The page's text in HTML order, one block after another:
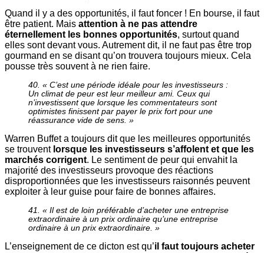
Quand il y a des opportunités, il faut foncer ! En bourse, il faut
être patient. Mais attention à ne pas attendre
éternellement les bonnes opportunités, surtout quand
elles sont devant vous. Autrement dit, il ne faut pas être trop
gourmand en se disant qu’on trouvera toujours mieux. Cela
pousse très souvent à ne rien faire.
40. « C’est une période idéale pour les investisseurs :
Un climat de peur est leur meilleur ami. Ceux qui
n’investissent que lorsque les commentateurs sont
optimistes finissent par payer le prix fort pour une
réassurance vide de sens. »
Warren Buffet a toujours dit que les meilleures opportunités
se trouvent lorsque les investisseurs s’affolent et que les
marchés corrigent. Le sentiment de peur qui envahit la
majorité des investisseurs provoque des réactions
disproportionnées que les investisseurs raisonnés peuvent
exploiter à leur guise pour faire de bonnes affaires.
41. « Il est de loin préférable d’acheter une entreprise
extraordinaire à un prix ordinaire qu’une entreprise
ordinaire à un prix extraordinaire. »
L’enseignement de ce dicton est qu’il faut toujours acheter